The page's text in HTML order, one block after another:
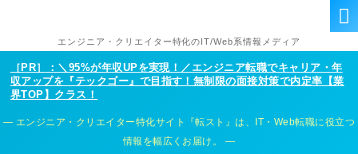
エンジニア・クリエイター特化のIT/Web系情報メディア
［PR］：＼95%が年収UPを実現！／エンジニア転職でキャリア・年
収アップを『テックゴー』で目指す！無制限の面接対策で内定率【業
界TOP】クラス！
エンジニア・クリエイター特化サイト『転スト』は、IT・Web転職に役立つ
情報を幅広くお届け。